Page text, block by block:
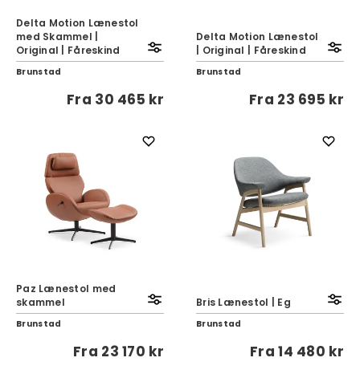
Delta Motion Lænestol
med Skammel |
Original | Fåreskind
Brunstad
Fra 30 465 kr
Delta Motion Lænestol
| Original | Fåreskind
Brunstad
Fra 23 695 kr
Paz Lænestol med
skammel
Brunstad
Fra 23 170 kr
Bris Lænestol | Eg
Brunstad
Fra14 480 kr